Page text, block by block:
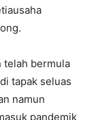
telah bermula
tapak seluas
namun
pandemik